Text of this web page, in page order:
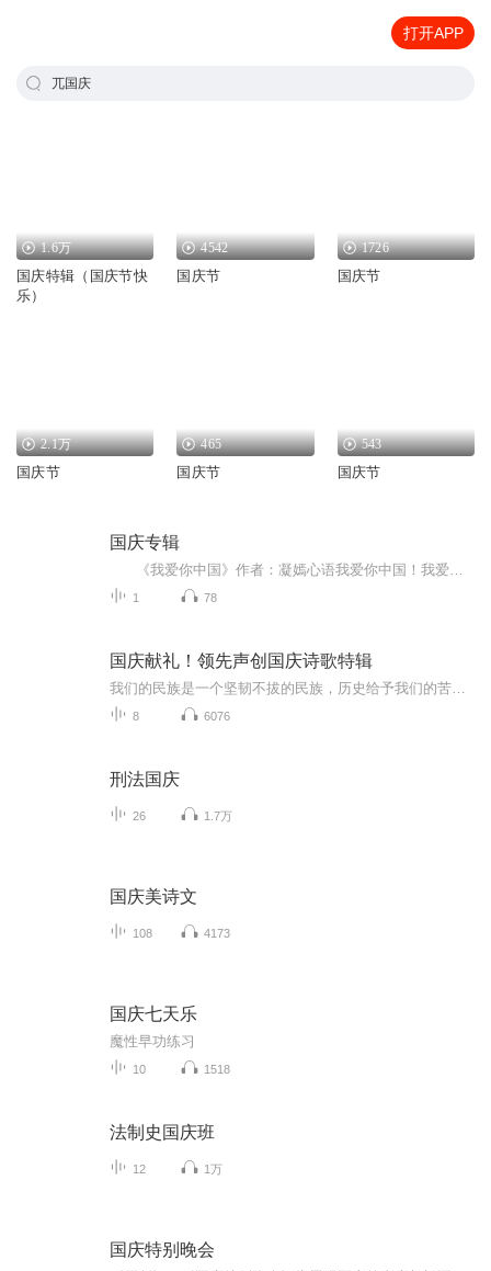
打开APP
兀国庆
1.6万
国庆特辑（国庆节快
乐）
4542
国庆节
1726
国庆节
2.1万
国庆节
465
国庆节
543
国庆节
国庆专辑
1 78
国庆献礼！领先声创国庆诗歌特辑
8 6076
刑法国庆
26 1.7万
国庆美诗文
108 4173
国庆七天乐
魔性早功练习
10 1518
法制史国庆班
12 1万
国庆特别晚会